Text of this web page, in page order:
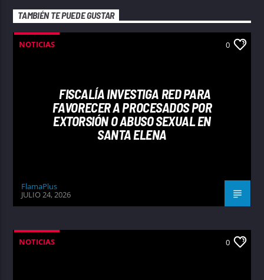
TAMBIÉN TE PUEDE GUSTAR
NOTICIAS 0
FISCALÍA INVESTIGA RED PARA
FAVORECER A PROCESADOS POR
EXTORSIÓN O ABUSO SEXUAL EN
SANTA ELENA
FlamaPlus
JULIO 24, 2026
NOTICIAS 0